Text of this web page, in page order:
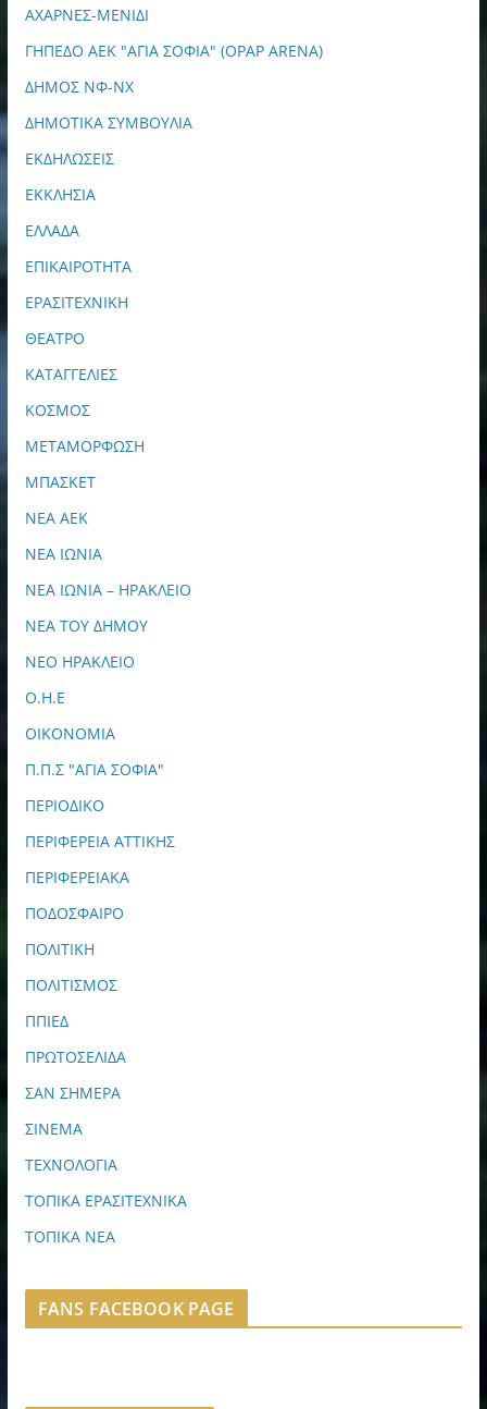
ΑΧΑΡΝΕΣ-ΜΕΝΙΔΙ
ΓΗΠΕΔΟ ΑΕΚ "ΑΓΙΑ ΣΟΦΙΑ" (OPAP ARENA)
ΔΗΜΟΣ ΝΦ-ΝΧ
ΔΗΜΟΤΙΚΑ ΣΥΜΒΟΥΛΙΑ
ΕΚΔΗΛΩΣΕΙΣ
ΕΚΚΛΗΣΙΑ
ΕΛΛΑΔΑ
ΕΠΙΚΑΙΡΟΤΗΤΑ
ΕΡΑΣΙΤΕΧΝΙΚΗ
ΘΕΑΤΡΟ
ΚΑΤΑΓΓΕΛΙΕΣ
ΚΟΣΜΟΣ
ΜΕΤΑΜΟΡΦΩΣΗ
ΜΠΑΣΚΕΤ
ΝΕΑ ΑΕΚ
ΝΕΑ ΙΩΝΙΑ
ΝΕΑ ΙΩΝΙΑ – ΗΡΑΚΛΕΙΟ
ΝΕΑ ΤΟΥ ΔΗΜΟΥ
ΝΕΟ ΗΡΑΚΛΕΙΟ
Ο.Η.Ε
ΟΙΚΟΝΟΜΙΑ
Π.Π.Σ "ΑΓΙΑ ΣΟΦΙΑ"
ΠΕΡΙΟΔΙΚΟ
ΠΕΡΙΦΕΡΕΙΑ ΑΤΤΙΚΗΣ
ΠΕΡΙΦΕΡΕΙΑΚΑ
ΠΟΔΟΣΦΑΙΡΟ
ΠΟΛΙΤΙΚΗ
ΠΟΛΙΤΙΣΜΟΣ
ΠΠΙΕΔ
ΠΡΩΤΟΣΕΛΙΔΑ
ΣΑΝ ΣΗΜΕΡΑ
ΣΙΝΕΜΑ
ΤΕΧΝΟΛΟΓΙΑ
ΤΟΠΙΚΑ ΕΡΑΣΙΤΕΧΝΙΚΑ
ΤΟΠΙΚΑ ΝΕΑ
FANS FACEBOOK PAGE